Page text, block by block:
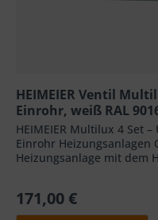
HEIMEIER Ventil
Einrohr, weiß RAL
HEIMEIER Multilux 4 Set
Einrohr Heizungsanlagen
Heizungsanlage mit dem
171,00 €